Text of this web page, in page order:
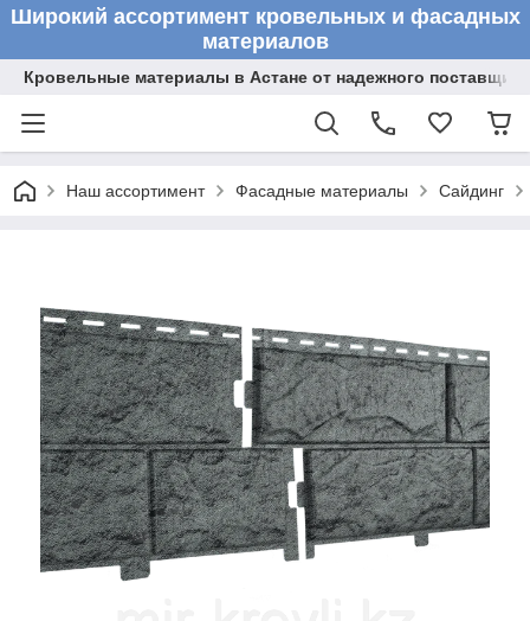
Широкий ассортимент кровельных и фасадных
материалов
Кровельные материалы в Астане от надежного
Наш ассортимент Фасадные материалы Сайдинг